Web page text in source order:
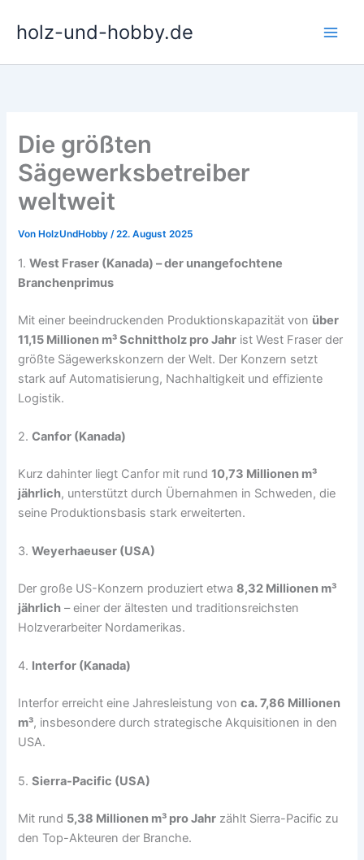
Inhaltholz-und-hobby.de
Die größten
Sägewerksbetreiber
weltweit
Von HolzUndHobby/22. August 2025
1.West Fraser (Kanada) – der unangefochtene
Branchenprimus
Mit einer beeindruckenden Produktionskapazität von über
11,15 Millionen m³ Schnittholz pro Jahr ist West Fraser der
größte Sägewerkskonzern der Welt. Der Konzern setzt
stark auf Automatisierung, Nachhaltigkeit und effiziente
Logistik.
2.Canfor (Kanada)
Kurz dahinter liegt Canfor mit rund10,73 Millionen m³
jährlich, unterstützt durch Übernahmen in Schweden, die
seine Produktionsbasis stark erweiterten.
3.Weyerhaeuser (USA)
Der große US-Konzern produziert etwa8,32 Millionen m³
jährlich – einer der ältesten und traditionsreichsten
Holzverarbeiter Nordamerikas.
4. Interfor (Kanada)
Interfor erreicht eine Jahresleistung vonca. 7,86 Millionen
m³, insbesondere durch strategische Akquisitionen in den
USA.
5.Sierra-Pacific (USA)
Mit rund 5,38 Millionen m³ pro Jahr zählt Sierra-Pacific zu
den Top-Akteuren der Branche.